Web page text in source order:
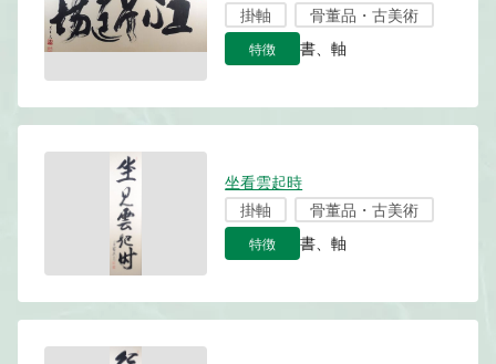
掛軸
骨董品・古美術
特徴 書、軸
坐看雲起時
掛軸
骨董品・古美術
特徴 書、軸